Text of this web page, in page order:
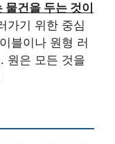
건을 두는 것이
가기 위한 중심
블이나 원형 러
원은 모든 것을